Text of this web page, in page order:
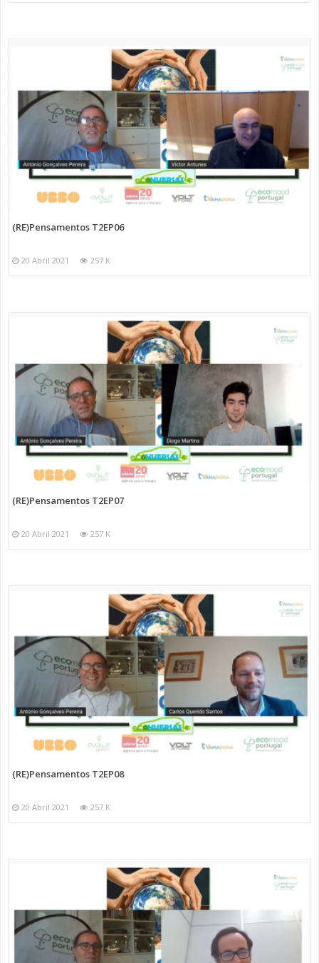
(RE)Pensamentos T2EP06
20 Abril 2021 257 K
(RE)Pensamentos T2EP07
20 Abril 2021 257 K
(RE)Pensamentos T2EP08
20 Abril 2021 257 K